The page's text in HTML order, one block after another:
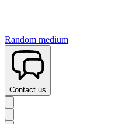
Random medium
Contact us